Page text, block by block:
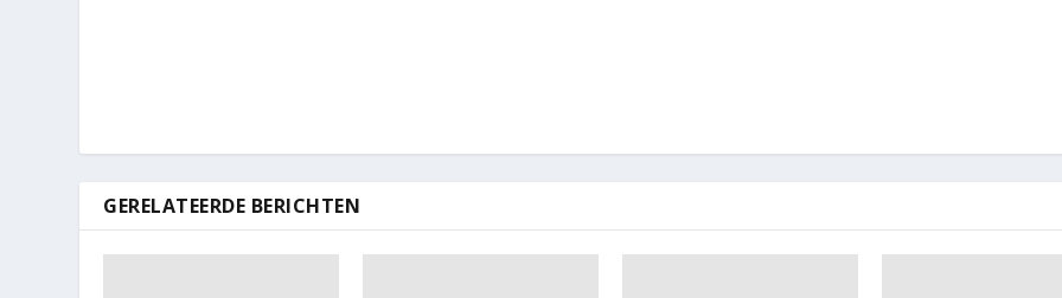
GERELATEERDE BERICHTEN